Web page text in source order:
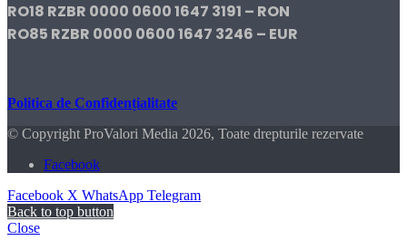
RO18 RZBR 0000 0600 1647 3191 – RON
RO85 RZBR 0000 0600 1647 3246 – EUR
Politica de Confidențialitate
© Copyright ProValori Media 2026, Toate drepturile rezervate
Facebook
Facebook X WhatsApp Telegram
Back to top button
Close